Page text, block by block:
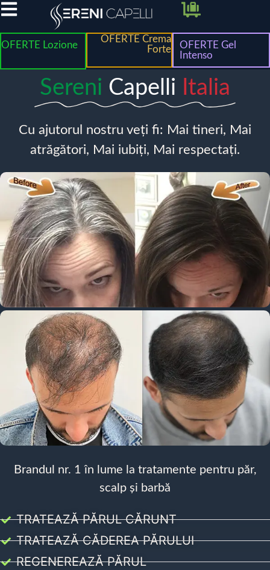
OFERTE Lozione
OFERTE Crema
Forte
OFERTE Gel
Intenso
Sereni Capelli Italia
Cu ajutorul nostru veți fi: Mai tineri, Mai
atrăgători, Mai iubiți, Mai respectați.
Brandul nr. 1 în lume la tratamente pentru păr,
scalp și barbă
TRATEAZĂ PĂRUL CĂRUNT
TRATEAZĂ CĂDEREA PĂRULUI
REGENEREAZĂ PĂRUL